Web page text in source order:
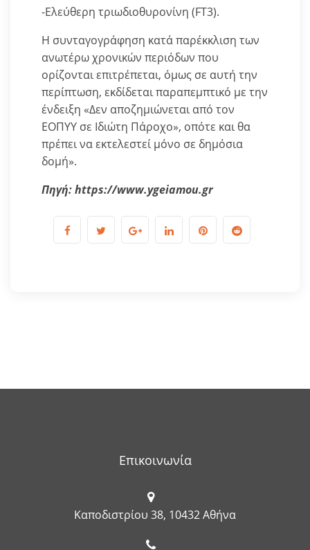
-Ελεύθερη τριωδιοθυρονίνη (FT3).
Η συνταγογράφηση κατά παρέκκλιση των
ανωτέρω χρονικών περιόδων που
ορίζονται επιτρέπεται, όμως σε αυτή την
περίπτωση, εκδίδεται παραπεμπτικό με την
ένδειξη «Δεν αποζημιώνεται από τον
ΕΟΠΥΥ σε Ιδιώτη Πάροχο», οπότε και θα
πρέπει να εκτελεστεί μόνο σε δημόσια
δομή».
Πηγή: https://www.ygeiamou.gr
Επικοινωνία
Καποδιστρίου 38, 10432 Αθήνα